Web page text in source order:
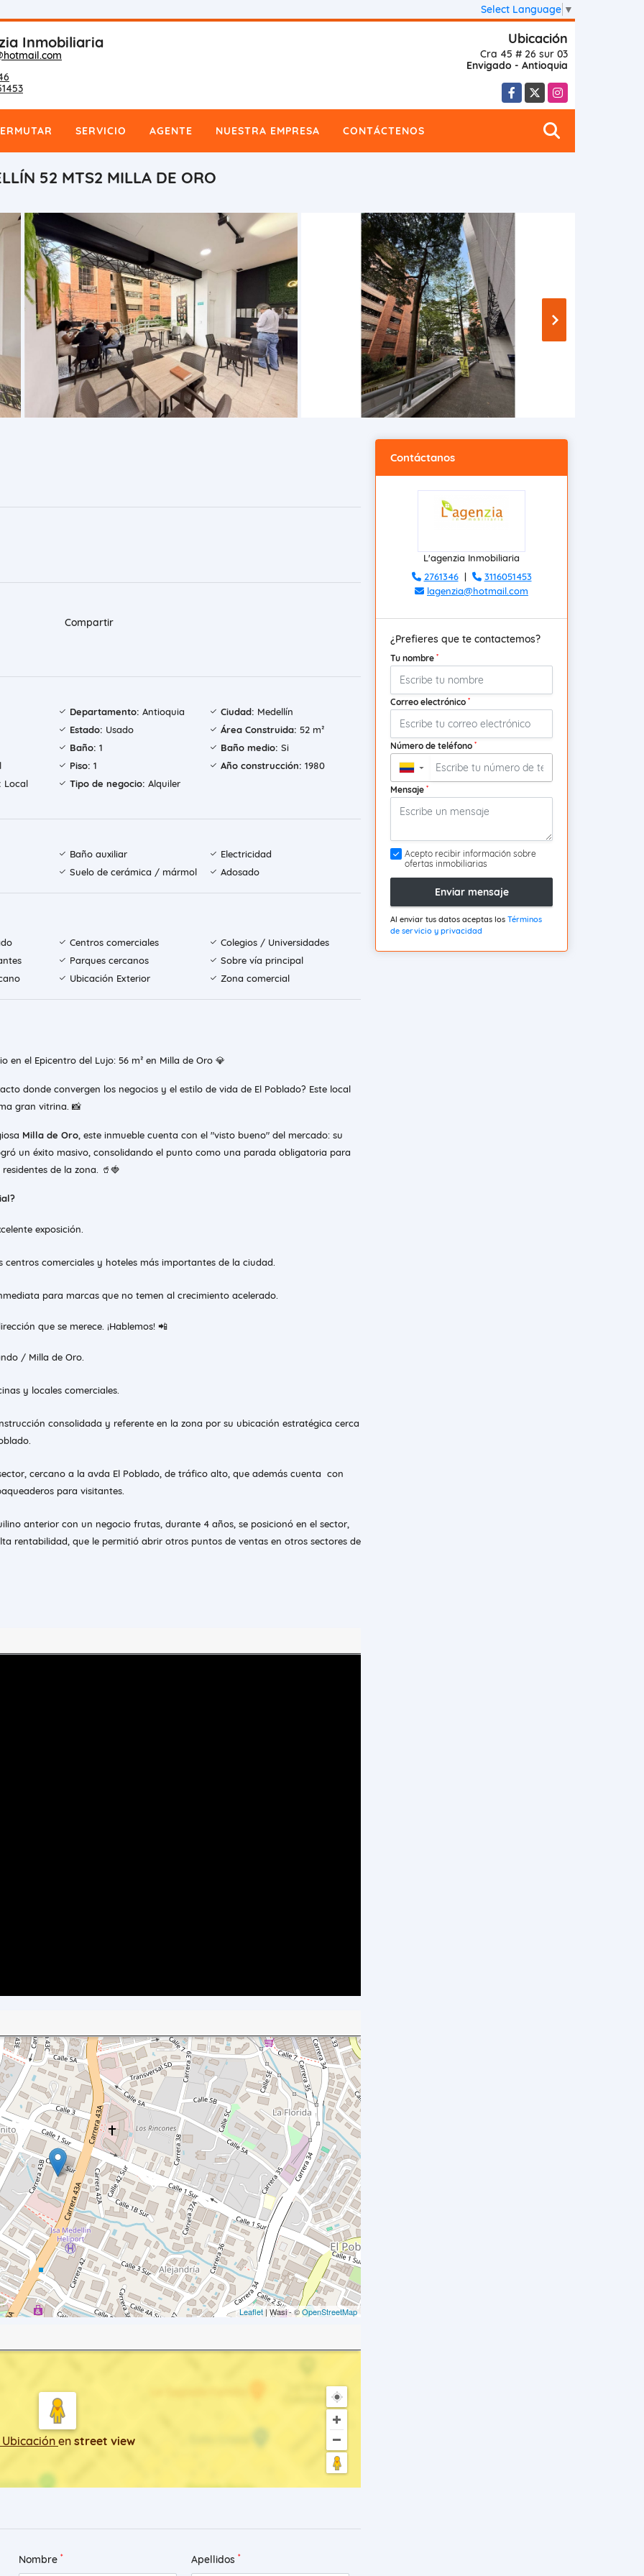
Select Language ▼
Inmobiliaria Ubicación
Cra 45 # 26 sur 03
Envigado - Antioquia
Facebook
X Instagram
SERVICIO AGENTE NUESTRA EMPRESA CONTÁCTENOS
52 MTS2 MILLA DE ORO
Compartir
Departamento: Antioquia Ciudad: Medellín
Estado: Usado Área Construida: 52 m²
Baño: 1 Baño medio: Si
Piso: 1 Año construcción: 1980
Local Tipo de negocio: Alquiler
Baño auxiliar
Electricidad
Suelo de cerámica / mármol Adosado
Centros comerciales
Colegios / Universidades
Parques cercanos
Sobre vía principal
Ubicación Exterior Zona comercial
en el Epicentro del Lujo: 56 m² en Milla de Oro 💎
donde convergen los negocios y el estilo de vida de El Poblado? Este local
gran vitrina. 📸
Milla de Oro, este inmueble cuenta con el "visto bueno" del mercado: su
un éxito masivo, consolidando el punto como una parada obligatoria para
de la zona. 🥤🍓
exposición.
centros comerciales y hoteles más importantes de la ciudad.
para marcas que no temen al crecimiento acelerado.
que se merece. ¡Hablemos! 📲
/ Milla de Oro.
y locales comerciales.
consolidada y referente en la zona por su ubicación estratégica cerca
cercano a la avda El Poblado, de tráfico alto, que además cuenta con
para visitantes.
anterior con un negocio frutas, durante 4 años, se posicionó en el sector,
rentabilidad, que le permitió abrir otros puntos de ventas en otros sectores de
Leaflet| Wasi - ©OpenStreetMap
en street view
Nombre * Apellidos *
Contáctanos
L'agenzia Inmobiliaria
2761346|
3116051453
lagenzia@hotmail.com
¿Prefieres que te contactemos?
Tu nombre *
Correo electrónico *
Número de teléfono *
▼
Mensaje *
Acepto recibir información sobre
ofertas inmobiliarias
Enviar mensaje
Al enviar tus datos aceptas los Términos
de servicio y privacidad